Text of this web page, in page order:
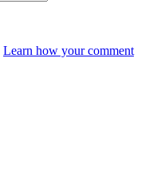
Learn how your comment